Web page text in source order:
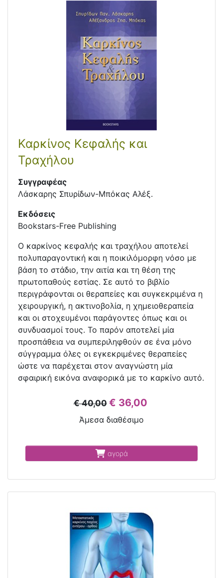
Καρκίνος Κεφαλής και
Τραχήλου
Συγγραφέας
Λάσκαρης Σπυρίδων-Μπόκας Αλέξ.
Εκδόσεις
Bookstars-Free Publishing
Ο καρκίνος κεφαλής και τραχήλου αποτελεί
πολυπαραγοντική και η ποικιλόμορφη νόσο με
βάση το στάδιο, την αιτία και τη θέση της
πρωτοπαθούς εστίας. Σε αυτό το βιβλίο
περιγράφονται οι θεραπείες και συγκεκριμένα η
χειρουργική, η ακτινοβολία, η χημειοθεραπεία
και οι στοχευμένοι παράγοντες όπως και οι
συνδυασμοί τους. Το παρόν αποτελεί μία
προσπάθεια να συμπεριληφθούν σε ένα μόνο
σύγγραμμα όλες οι εγκεκριμένες θεραπείες
ώστε να παρέχεται στον αναγνώστη μία
σφαιρική εικόνα αναφορικά με το καρκίνο αυτό.
€ 40,00 € 36,00
Άμεσα διαθέσιμο
αγορά